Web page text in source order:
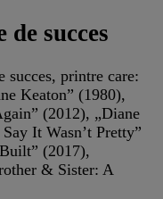
succes
succes, printre care:
Keaton” (1980),
(2012), „Diane
It Wasn’t Pretty”
(2017),
& Sister: A